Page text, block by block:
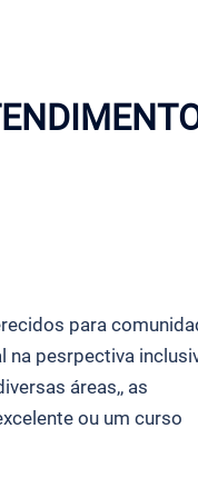
para
na pesrpectiva
áreas,, as
ou um curso